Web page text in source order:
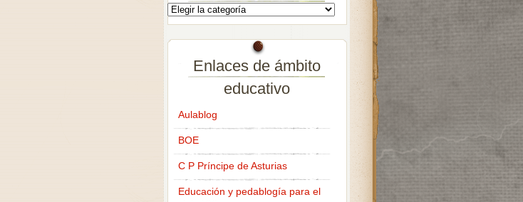
Enlaces de ámbito
educativo
Aulablog
BOE
C P Príncipe de Asturias
Educación y pedablogía para el